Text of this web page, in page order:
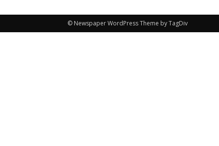
© Newspaper WordPress Theme by TagDiv